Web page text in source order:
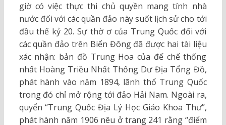
giờ có việc thực thi chủ quyền mang tính nhà
nước đối với các quần đảo này suốt lịch sử cho tới
đầu thế kỷ 20. Sự thờ ơ của Trung Quốc đối với
các quần đảo trên Biển Đông đã được hai tài liệu
xác nhận: bản đồ Trung Hoa của đế chế thống
nhất Hoàng Triều Nhất Thống Dư Địa Tổng Đồ,
phát hành vào năm 1894, lãnh thổ Trung Quốc
trong đó chỉ mở rộng tới đảo Hải Nam. Ngoài ra,
quyển “Trung Quốc Địa Lý Học Giáo Khoa Thư”,
phát hành năm 1906 nêu ở trang 241 rằng “điểm